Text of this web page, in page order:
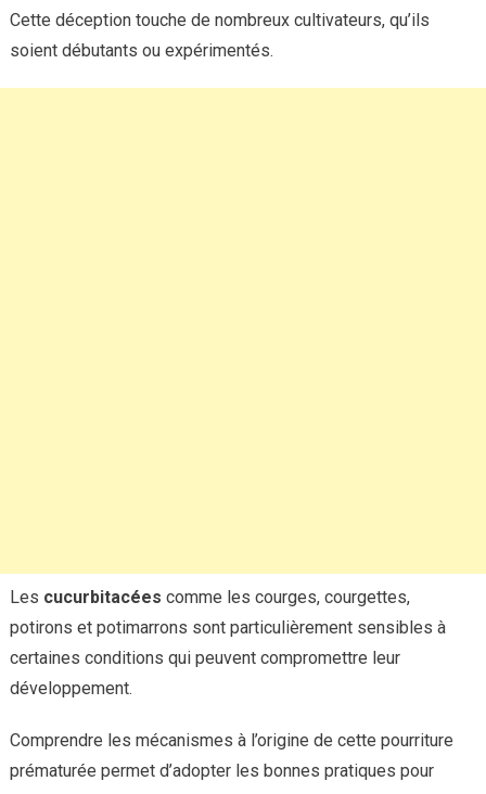
Cette déception touche de nombreux cultivateurs, qu’ils
soient débutants ou expérimentés.
Les cucurbitacées comme les courges, courgettes,
potirons et potimarrons sont particulièrement sensibles à
certaines conditions qui peuvent compromettre leur
développement.
Comprendre les mécanismes à l’origine de cette pourriture
prématurée permet d’adopter les bonnes pratiques pour